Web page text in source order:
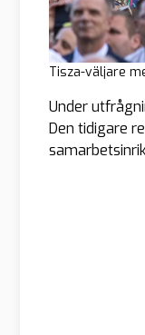
Tisza-väljare
Under
Den tidigare